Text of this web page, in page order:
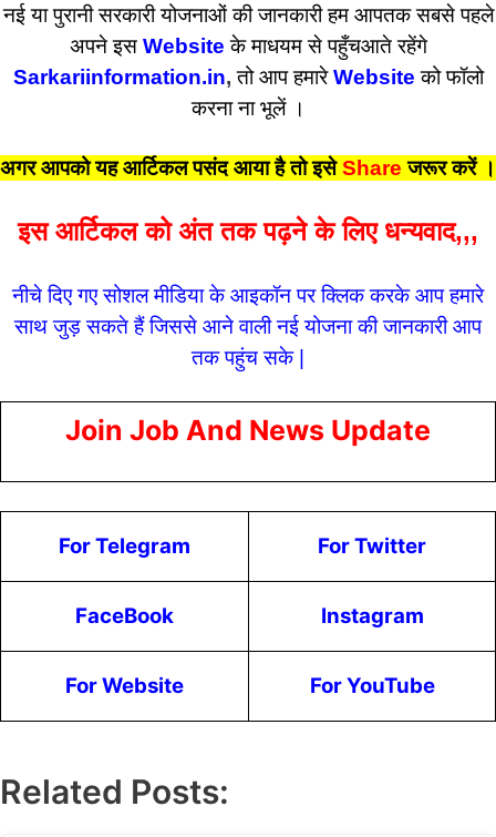
नई या पुरानी सरकारी योजनाओं की जानकारी हम आपतक सबसे पहले
अपने इसWebsite के माधयम से पहुँचआते रहेंगे
Sarkariinformation.in,तो आप हमारेWebsiteको फॉलो
करना ना भूलें ।
अगर आपको यह आर्टिकल पसंद आया है तो इसेShare जरूर करें ।
इस आर्टिकल को अंत तक पढ़ने के लिए धन्यवाद,,,
नीचे दिए गए सोशल मीडिया के आइकॉन पर क्लिक करके आप हमारे
साथ जुड़ सकते हैं जिससे आने वाली नई योजना की जानकारी आप
तक पहुंच सके |
Join Job And News Update
For Telegram For Twitter
FaceBook Instagram
For Website For YouTube
Related Posts: